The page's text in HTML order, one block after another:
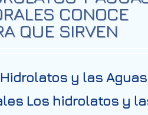
CONOCE
QUE SIRVEN
y las Aguas
Los hidrolatos y